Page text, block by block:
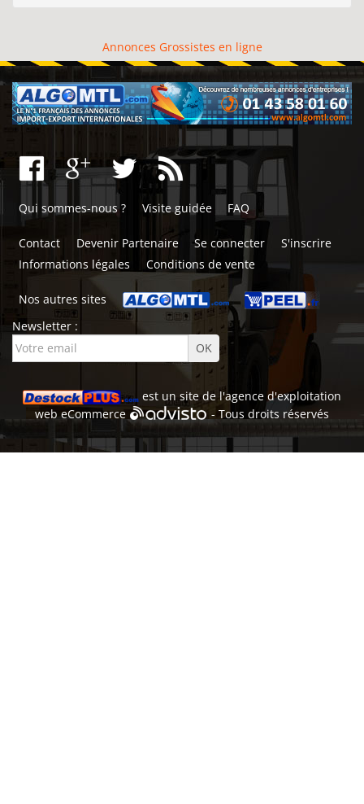
Annonces Grossistes en ligne
Qui sommes-nous ? Visite guidée FAQ
Contact Devenir Partenaire Se connecter
S'inscrire
Informations légales
Conditions de vente
Nos autres sites
Newsletter :
est un site de l'agence d'exploitation
webeCommerce - Tous droits réservés